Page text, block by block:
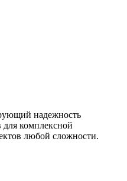
надежность
комплексной
любой сложности.